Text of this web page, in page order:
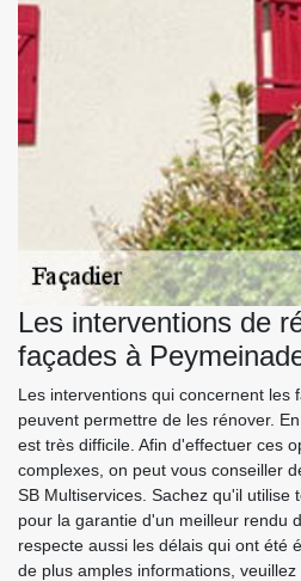
Les interventions de
façades à
Les interventions qui concernent les
peuvent permettre de les rénover.
est très difficile. Afin d'effectuer ces
complexes, on peut vous conseiller
SB Multiservices. Sachez qu'il utilise
pour la garantie d'un meilleur rendu
respecte aussi les délais qui ont été
de plus amples informations,